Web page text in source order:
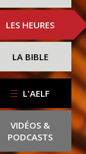
LES HEURES
LA BIBLE
L'AELF
VIDÉOS &
PODCASTS